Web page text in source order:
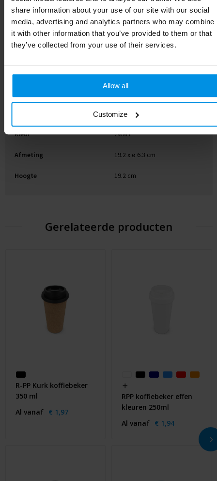
share information about your use of our site with our social
media, advertising and analytics partners who may combine
it with other information that you’ve provided to them or that
they’ve collected from your use of their services.
Allow all
Customize
Artikelnummer P433.371
Merk Swiss Peak
Gewicht 322 g
8714612109533
Kleur zwart
Afmeting 19.2 x ø 6.3 cm
Hoogte 19.2 cm
Gerelateerde producten
R-PP Kurk koffiebeker
350 ml
Al vanaf € 1,97
RPP koffiebeker effen
kleuren 250ml
Al vanaf € 1,94